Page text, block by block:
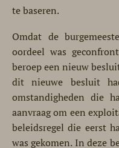
te baseren.
Omdat de
oordeel was
beroep een nieuw
dit nieuwe besluit
omstandigheden die
aanvraag om een
beleidsregel die eerst
was gekomen. In deze